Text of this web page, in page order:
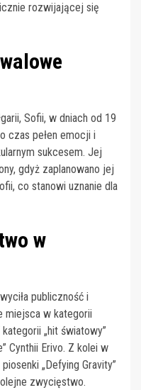
rozwijającej się
Sofii, w dniach od 19
czas pełen emocji i
sukcesem. Jej
gdyż zaplanowano jej
co stanowi uznanie dla
w
publiczność i
miejsca w kategorii
„hit światowy”
Cynthii Erivo. Z kolei w
„Defying Gravity”
zwycięstwo.